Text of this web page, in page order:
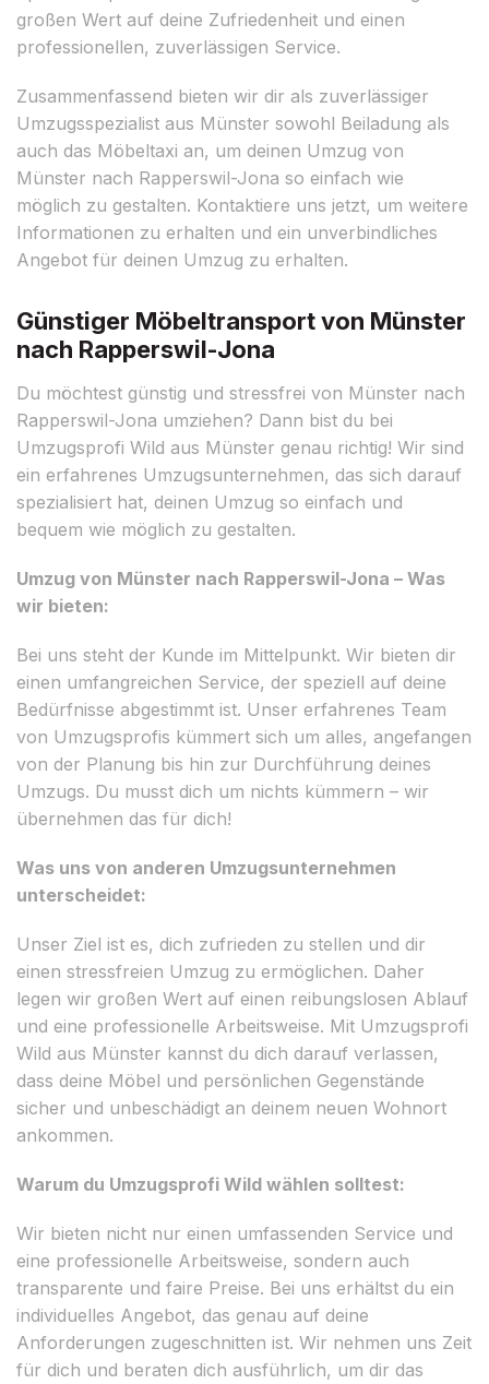
großen Wert auf deine Zufriedenheit und einen
professionellen, zuverlässigen Service.
Zusammenfassend bieten wir dir als zuverlässiger
Umzugsspezialist aus Münster sowohl Beiladung als
auch das Möbeltaxi an, um deinen Umzug von
Münster nach Rapperswil-Jona so einfach wie
möglich zu gestalten. Kontaktiere uns jetzt, um weitere
Informationen zu erhalten und ein unverbindliches
Angebot für deinen Umzug zu erhalten.
Günstiger Möbeltransport von Münster
nach Rapperswil-Jona
Du möchtest günstig und stressfrei von Münster nach
Rapperswil-Jona umziehen? Dann bist du bei
Umzugsprofi Wild aus Münster genau richtig! Wir sind
ein erfahrenes Umzugsunternehmen, das sich darauf
spezialisiert hat, deinen Umzug so einfach und
bequem wie möglich zu gestalten.
Umzug von Münster nach Rapperswil-Jona – Was
wir bieten:
Bei uns steht der Kunde im Mittelpunkt. Wir bieten dir
einen umfangreichen Service, der speziell auf deine
Bedürfnisse abgestimmt ist. Unser erfahrenes Team
von Umzugsprofis kümmert sich um alles, angefangen
von der Planung bis hin zur Durchführung deines
Umzugs. Du musst dich um nichts kümmern – wir
übernehmen das für dich!
Was uns von anderen Umzugsunternehmen
unterscheidet:
Unser Ziel ist es, dich zufrieden zu stellen und dir
einen stressfreien Umzug zu ermöglichen. Daher
legen wir großen Wert auf einen reibungslosen Ablauf
und eine professionelle Arbeitsweise. Mit Umzugsprofi
Wild aus Münster kannst du dich darauf verlassen,
dass deine Möbel und persönlichen Gegenstände
sicher und unbeschädigt an deinem neuen Wohnort
ankommen.
Warum du Umzugsprofi Wild wählen solltest:
Wir bieten nicht nur einen umfassenden Service und
eine professionelle Arbeitsweise, sondern auch
transparente und faire Preise. Bei uns erhältst du ein
individuelles Angebot, das genau auf deine
Anforderungen zugeschnitten ist. Wir nehmen uns Zeit
für dich und beraten dich ausführlich, um dir das